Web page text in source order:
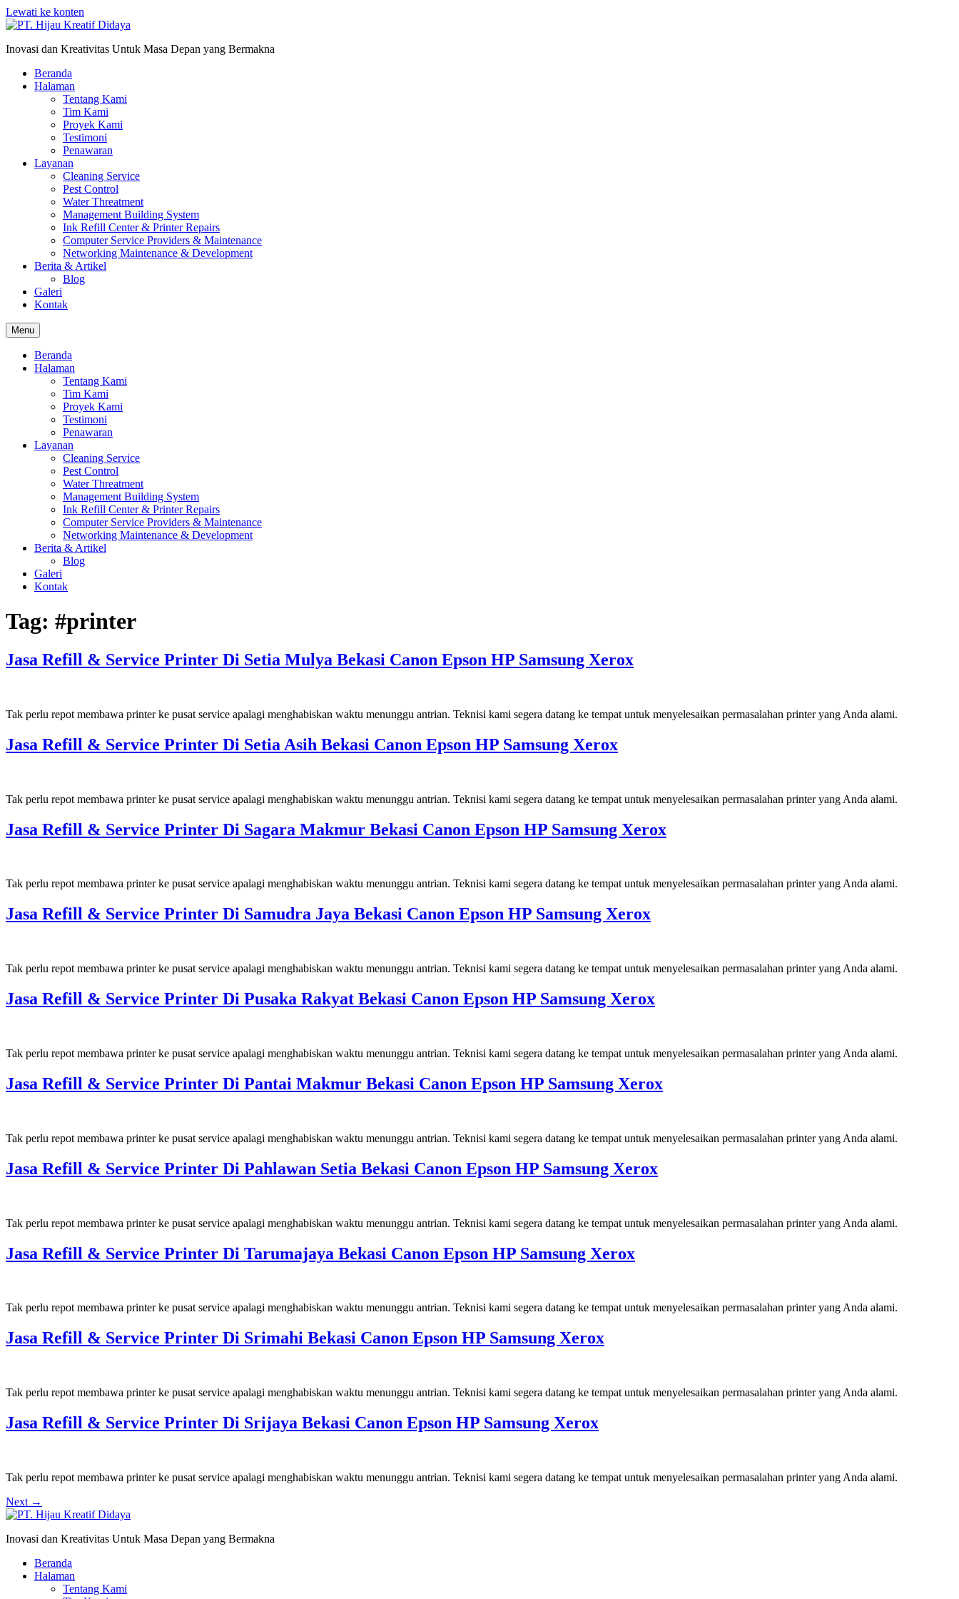
Lewati ke konten
Inovasi dan Kreativitas Untuk Masa Depan yang Bermakna
Beranda
Halaman
Tentang Kami
Tim Kami
Proyek Kami
Testimoni
Penawaran
Layanan
Cleaning Service
Pest Control
Water Threatment
Management Building System
Ink Refill Center & Printer Repairs
Computer Service Providers & Maintenance
Networking Maintenance & Development
Berita & Artikel
Blog
Galeri
Kontak
Menu
Beranda
Halaman
Tentang Kami
Tim Kami
Proyek Kami
Testimoni
Penawaran
Layanan
Cleaning Service
Pest Control
Water Threatment
Management Building System
Ink Refill Center & Printer Repairs
Computer Service Providers & Maintenance
Networking Maintenance & Development
Berita & Artikel
Blog
Galeri
Kontak
Tag: #printer
Jasa Refill & Service Printer Di Setia Mulya Bekasi Canon Epson HP Samsung Xerox
Tak perlu repot membawa printer ke pusat service apalagi menghabiskan waktu menunggu antrian. Teknisi kami segera datang ke tempat untuk menyelesaikan permasalahan printer yang Anda alami.
Jasa Refill & Service Printer Di Setia Asih Bekasi Canon Epson HP Samsung Xerox
Tak perlu repot membawa printer ke pusat service apalagi menghabiskan waktu menunggu antrian. Teknisi kami segera datang ke tempat untuk menyelesaikan permasalahan printer yang Anda alami.
Jasa Refill & Service Printer Di Sagara Makmur Bekasi Canon Epson HP Samsung Xerox
Tak perlu repot membawa printer ke pusat service apalagi menghabiskan waktu menunggu antrian. Teknisi kami segera datang ke tempat untuk menyelesaikan permasalahan printer yang Anda alami.
Jasa Refill & Service Printer Di Samudra Jaya Bekasi Canon Epson HP Samsung Xerox
Tak perlu repot membawa printer ke pusat service apalagi menghabiskan waktu menunggu antrian. Teknisi kami segera datang ke tempat untuk menyelesaikan permasalahan printer yang Anda alami.
Jasa Refill & Service Printer Di Pusaka Rakyat Bekasi Canon Epson HP Samsung Xerox
Tak perlu repot membawa printer ke pusat service apalagi menghabiskan waktu menunggu antrian. Teknisi kami segera datang ke tempat untuk menyelesaikan permasalahan printer yang Anda alami.
Jasa Refill & Service Printer Di Pantai Makmur Bekasi Canon Epson HP Samsung Xerox
Tak perlu repot membawa printer ke pusat service apalagi menghabiskan waktu menunggu antrian. Teknisi kami segera datang ke tempat untuk menyelesaikan permasalahan printer yang Anda alami.
Jasa Refill & Service Printer Di Pahlawan Setia Bekasi Canon Epson HP Samsung Xerox
Tak perlu repot membawa printer ke pusat service apalagi menghabiskan waktu menunggu antrian. Teknisi kami segera datang ke tempat untuk menyelesaikan permasalahan printer yang Anda alami.
Jasa Refill & Service Printer Di Tarumajaya Bekasi Canon Epson HP Samsung Xerox
Tak perlu repot membawa printer ke pusat service apalagi menghabiskan waktu menunggu antrian. Teknisi kami segera datang ke tempat untuk menyelesaikan permasalahan printer yang Anda alami.
Jasa Refill & Service Printer Di Srimahi Bekasi Canon Epson HP Samsung Xerox
Tak perlu repot membawa printer ke pusat service apalagi menghabiskan waktu menunggu antrian. Teknisi kami segera datang ke tempat untuk menyelesaikan permasalahan printer yang Anda alami.
Jasa Refill & Service Printer Di Srijaya Bekasi Canon Epson HP Samsung Xerox
Tak perlu repot membawa printer ke pusat service apalagi menghabiskan waktu menunggu antrian. Teknisi kami segera datang ke tempat untuk menyelesaikan permasalahan printer yang Anda alami.
Next →
Inovasi dan Kreativitas Untuk Masa Depan yang Bermakna
Beranda
Halaman
Tentang Kami